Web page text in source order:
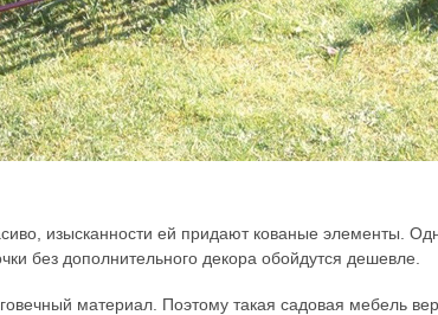
изысканности ей придают кованые элементы.
без дополнительного декора обойдутся дешевле.
материал. Поэтому такая садовая мебель